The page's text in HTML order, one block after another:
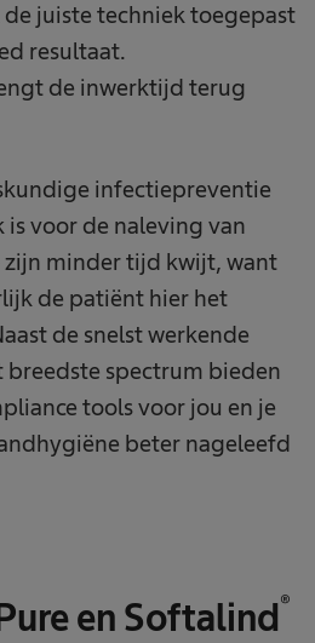
juiste techniek toegepast
resultaat.
de inwerktijd terug
infectiepreventie
voor de naleving van
minder tijd kwijt, want
de patiënt hier het
de snelst werkende
breedste spectrum bieden
tools voor jou en je
beter nageleefd
en Softalind®